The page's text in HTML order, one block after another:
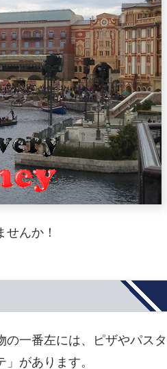
んか！
一番左には、ピザやパスタ
があります。